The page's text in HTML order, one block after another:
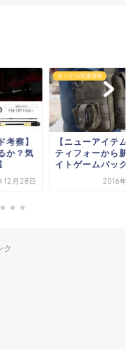
察】
？気
月28日
タックル関連情報
【ニューアイテム】
ティフォーから新た
イトゲームバッグ
2016年11
ク